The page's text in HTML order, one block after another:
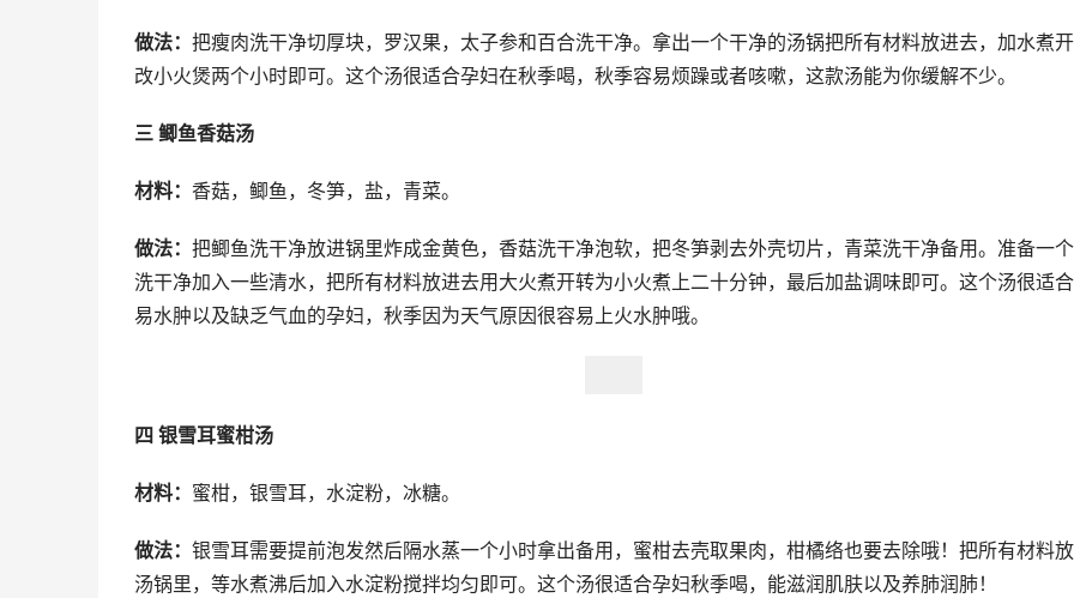
做法： 把瘦肉洗干净切厚块，罗汉果，太子参和百合洗干净。拿出一个干净的汤锅把所有材料放进去，加水煮
改小火煲两个小时即可。这个汤很适合孕妇在秋季喝，秋季容易烦躁或者咳嗽，这款汤能为你缓解不少。
三 鲫鱼香菇汤
材料： 香菇，鲫鱼，冬笋，盐，青菜。
做法： 把鲫鱼洗干净放进锅里炸成金黄色，香菇洗干净泡软，把冬笋剥去外壳切片，青菜洗干净备用。准备一
洗干净加入一些清水，把所有材料放进去用大火煮开转为小火煮上二十分钟，最后加盐调味即可。这个汤很适
易水肿以及缺乏气血的孕妇，秋季因为天气原因很容易上火水肿哦。
四 银雪耳蜜柑汤
材料： 蜜柑，银雪耳，水淀粉，冰糖。
做法： 银雪耳需要提前泡发然后隔水蒸一个小时拿出备用，蜜柑去壳取果肉，柑橘络也要去除哦！把所有材料
汤锅里，等水煮沸后加入水淀粉搅拌均匀即可。这个汤很适合孕妇秋季喝，能滋润肌肤以及养肺润肺！